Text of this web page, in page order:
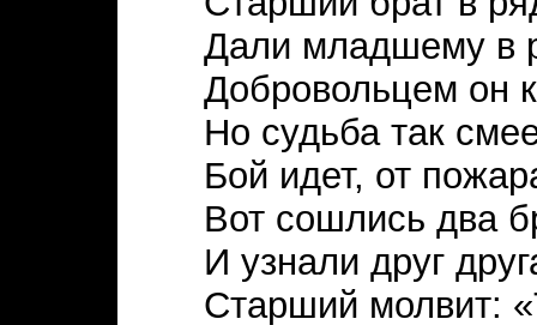
Дали младшему в
Добровольцем он
Но судьба так
Бой идет, от
Вот сошлись два
И узнали друг
Старший молвит: